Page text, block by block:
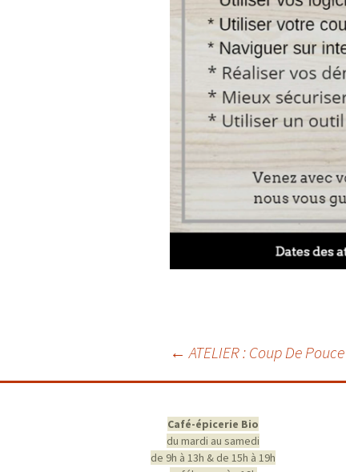
des
← ATELIER : Coup De
Café-épicerie Bio
du mardi au samedi
de 9h à 13h & de 15h à 19h